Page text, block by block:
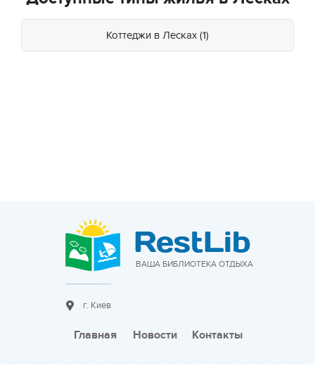
Коттеджи в Лесках (1)
ВАША БИБЛИОТЕКА ОТДЫХА
г. Киев
Главная Новости Контакты